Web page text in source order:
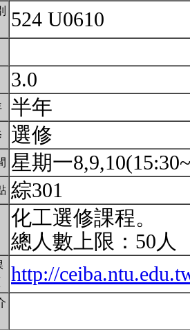
524 U0610
3.0
半年
選修
星期一
綜301
化工選修課程。
總人數上限：50人
http://